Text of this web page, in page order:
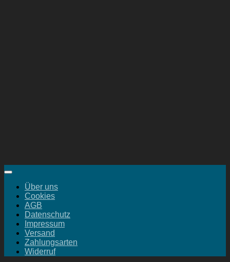
Über uns
Cookies
AGB
Datenschutz
Impressum
Versand
Zahlungsarten
Widerruf